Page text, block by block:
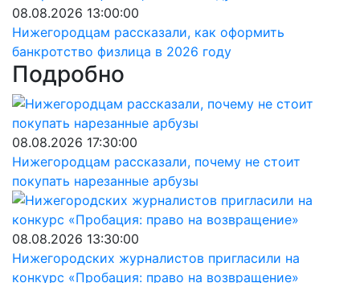
08.08.2026 13:00:00
Нижегородцам рассказали, как оформить
банкротство физлица в 2026 году
Подробно
08.08.2026 17:30:00
Нижегородцам рассказали, почему не стоит
покупать нарезанные арбузы
08.08.2026 13:30:00
Нижегородских журналистов пригласили на
конкурс «Пробация: право на возвращение»